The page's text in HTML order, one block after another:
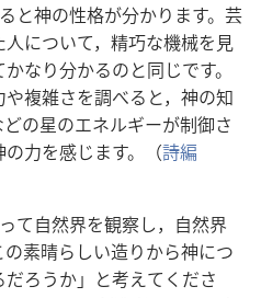
ると神の性格が分かります。 芸
人について， 精巧な機械を 見
かなり分かるのと同じです。
や複雑さを調べると， 神の知
どの星のエネルギーが制御さ
の力を感じます。（詩編
って自然界を観察し， 自然界
の素晴らしい造りから神につ
だろうか」と考えてくださ